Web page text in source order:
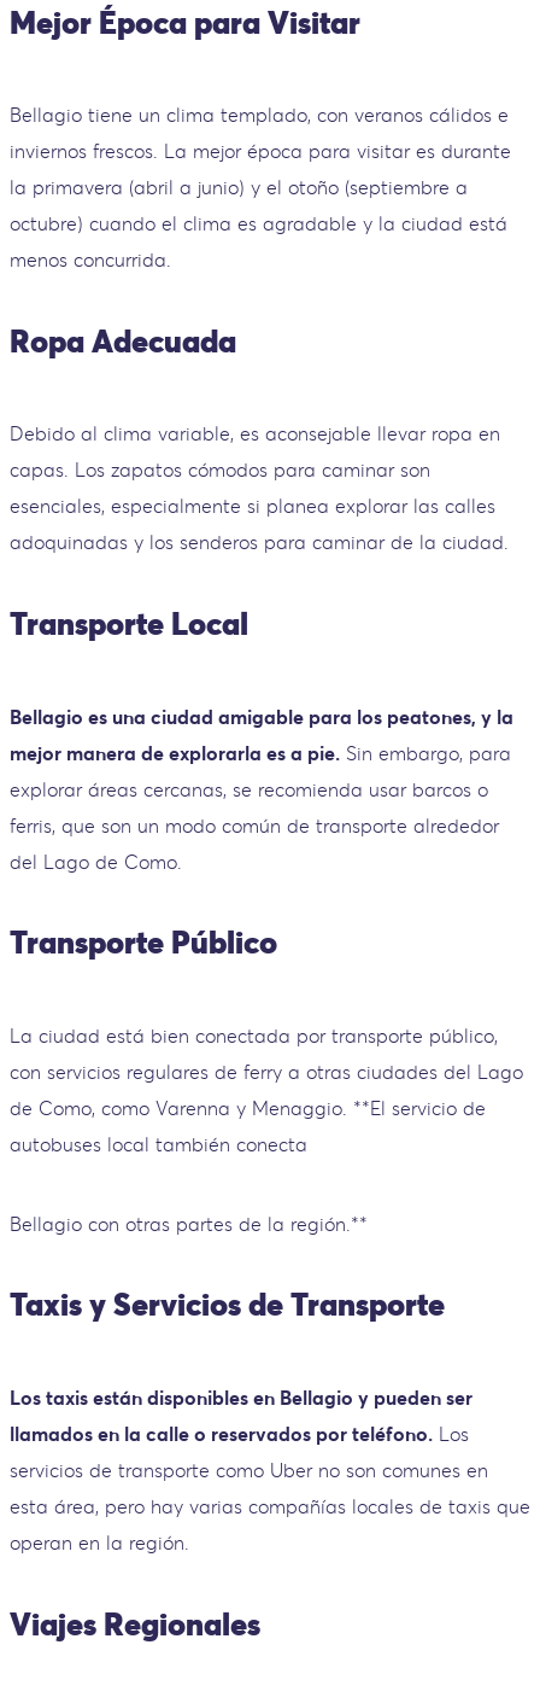
Mejor Época para Visitar
Bellagio tiene un clima templado, con veranos cálidos e
inviernos frescos. La mejor época para visitar es durante
la primavera (abril a junio) y el otoño (septiembre a
octubre) cuando el clima es agradable y la ciudad está
menos concurrida.
Ropa Adecuada
Debido al clima variable, es aconsejable llevar ropa en
capas. Los zapatos cómodos para caminar son
esenciales, especialmente si planea explorar las calles
adoquinadas y los senderos para caminar de la ciudad.
Transporte Local
Bellagio es una ciudad amigable para los peatones, y la
mejor manera de explorarla es a pie. Sin embargo, para
explorar áreas cercanas, se recomienda usar barcos o
ferris, que son un modo común de transporte alrededor
del Lago de Como.
Transporte Público
La ciudad está bien conectada por transporte público,
con servicios regulares de ferry a otras ciudades del Lago
de Como, como Varenna y Menaggio. **El servicio de
autobuses local también conecta
Bellagio con otras partes de la región.**
Taxis y Servicios de Transporte
Los taxis están disponibles en Bellagio y pueden ser
llamados en la calle o reservados por teléfono. Los
servicios de transporte como Uber no son comunes en
esta área, pero hay varias compañías locales de taxis que
operan en la región.
Viajes Regionales